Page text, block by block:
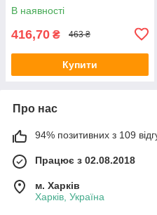
В наявності
416,70 ₴ 463 ₴
Купити
Про нас
94% позитивних з 109
Працює з 02.08.2018
м. Харків
Харків, Україна